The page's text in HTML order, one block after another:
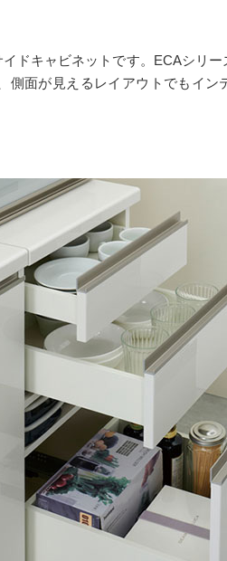
ドキャビネットです。ECAシリ
面が見えるレイアウトでもイン